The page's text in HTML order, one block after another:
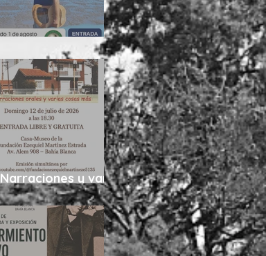
Cuba 1/8/2026
Narraciones y varias
cosas más 12/7